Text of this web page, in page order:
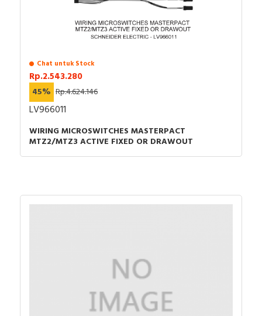
Chat untuk Stock
Rp.2.543.280
45% Rp.4.624.146
LV966011
WIRING MICROSWITCHES MASTERPACT
MTZ2/MTZ3 ACTIVE FIXED OR DRAWOUT